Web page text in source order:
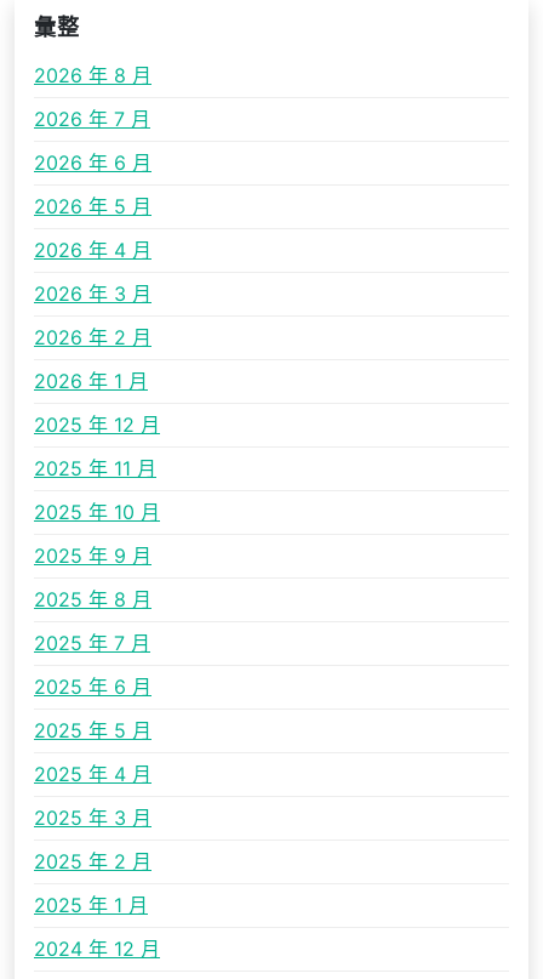
彙整
2026 年 8 月
2026 年 7 月
2026 年 6 月
2026 年 5 月
2026 年 4 月
2026 年 3 月
2026 年 2 月
2026 年 1 月
2025 年 12 月
2025 年 11 月
2025 年 10 月
2025 年 9 月
2025 年 8 月
2025 年 7 月
2025 年 6 月
2025 年 5 月
2025 年 4 月
2025 年 3 月
2025 年 2 月
2025 年 1 月
2024 年 12 月